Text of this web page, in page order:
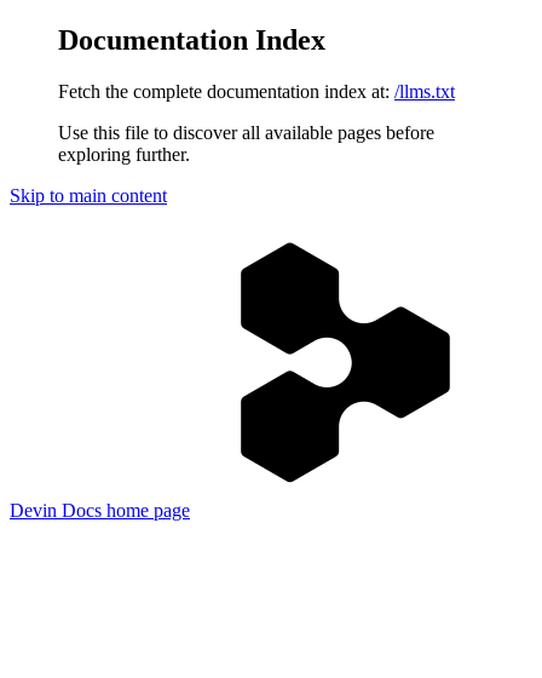
Documentation Index
Fetch the complete documentation index at: /llms.txt
Use this file to discover all available pages before
exploring further.
Skip to main content
Devin Docs home page